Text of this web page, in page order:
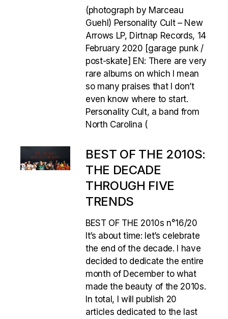
(photograph by Marceau
Guehl) Personality Cult – New
Arrows LP, Dirtnap Records, 14
February 2020 [garage punk /
post-skate] EN: There are very
rare albums on which I mean
so many praises that I don’t
even know where to start.
Personality Cult, a band from
North Carolina (
BEST OF THE 2010S:
THE DECADE
THROUGH FIVE
TRENDS
BEST OF THE 2010s n°16/20
It’s about time: let’s celebrate
the end of the decade. I have
decided to dedicate the entire
month of December to what
made the beauty of the 2010s.
In total, I will publish 20
articles dedicated to the last